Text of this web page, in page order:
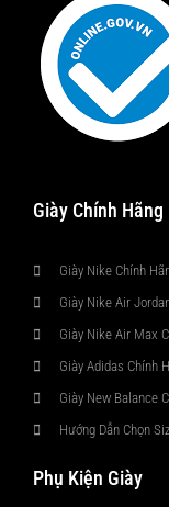
Giày Chính Hãng
Giày Nike Chính
Giày Nike Air
Giày Nike Air Max
Giày Adidas Chính
Giày New Balance
Hướng Dẫn Chọn
Phụ Kiện Giày